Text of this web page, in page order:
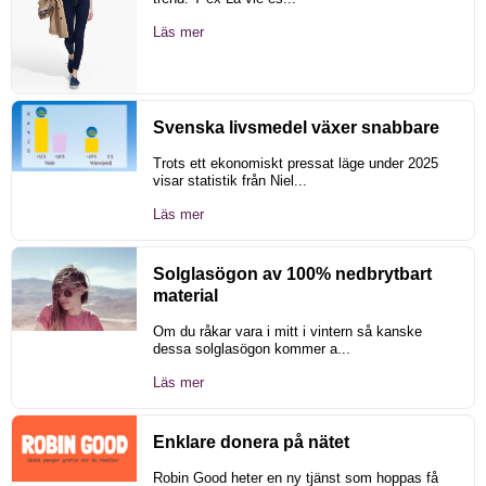
Läs mer
Svenska livsmedel växer snabbare
Trots ett ekonomiskt pressat läge under 2025
visar statistik från Niel...
Läs mer
Solglasögon av 100% nedbrytbart
material
Om du råkar vara i mitt i vintern så kanske
dessa solglasögon kommer a...
Läs mer
Enklare donera på nätet
Robin Good heter en ny tjänst som hoppas få